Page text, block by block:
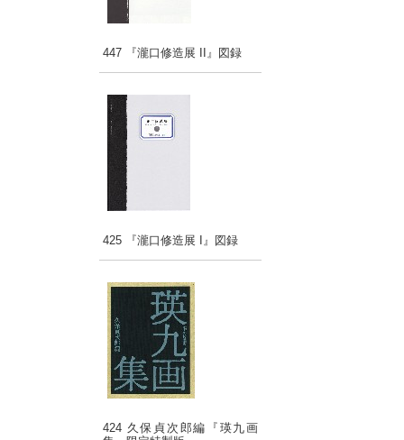
447 『瀧口修造展 II』図録
425 『瀧口修造展 I』図録
424 久保貞次郎編『瑛九画